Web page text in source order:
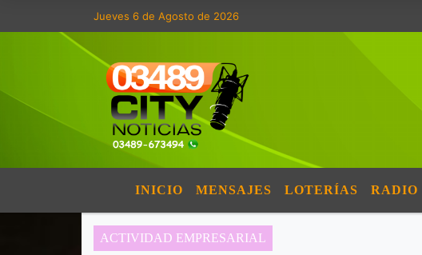
Jueves 6 de Agosto de 2026
INICIO MENSAJES LOTERÍAS RADIO
ACTIVIDAD EMPRESARIAL